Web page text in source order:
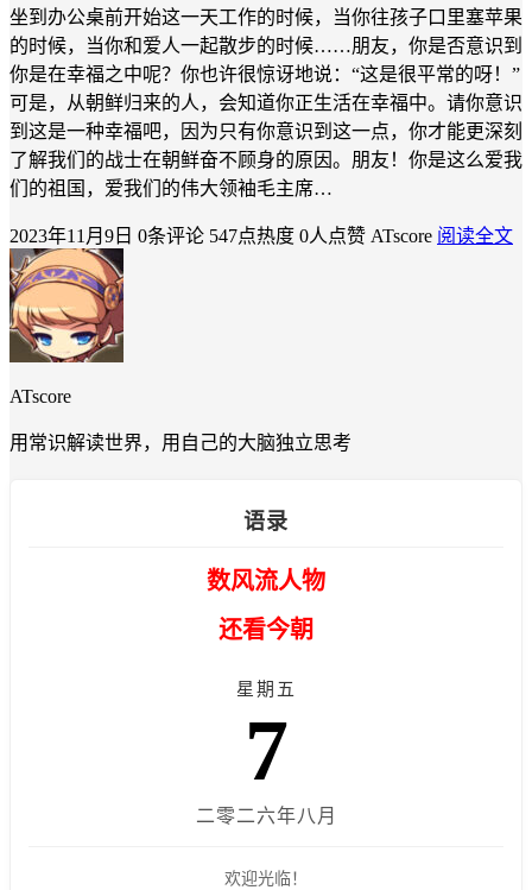
坐到办公桌前开始这一天工作的时候，当你往孩子口里塞苹果
的时候，当你和爱人一起散步的时候……朋友，你是否意识到
你是在幸福之中呢？你也许很惊讶地说：“这是很平常的呀！”
可是，从朝鲜归来的人，会知道你正生活在幸福中。请你意识
到这是一种幸福吧，因为只有你意识到这一点，你才能更深刻
了解我们的战士在朝鲜奋不顾身的原因。朋友！你是这么爱我
们的祖国，爱我们的伟大领袖毛主席…
2023年11月9日 0条评论 547点热度 0人点赞 ATscore 阅读全文
ATscore
用常识解读世界，用自己的大脑独立思考
语录
数风流人物
还看今朝
星期五
7
二零二六年八月
欢迎光临！